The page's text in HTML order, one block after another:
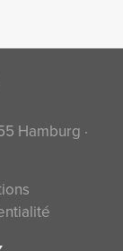
Hamburg ·